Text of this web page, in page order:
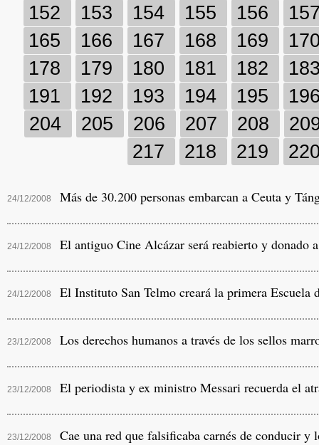
152
153 154 155 156
165
166 167 168 169
178
179 180 181 182
191
192 193 194 195
204
205 206 207 208
217
218 219
24/12/2008 Más de 30.200 personas embarcan a Ceuta y
24/12/2008 El antiguo Cine Alcázar será reabierto y donado
24/12/2008 El Instituto San Telmo creará la primera
23/12/2008 Los derechos humanos a través de los sellos
23/12/2008 El periodista y ex ministro Messari recuerda el
23/12/2008 Cae una red que falsificaba carnés de conducir y